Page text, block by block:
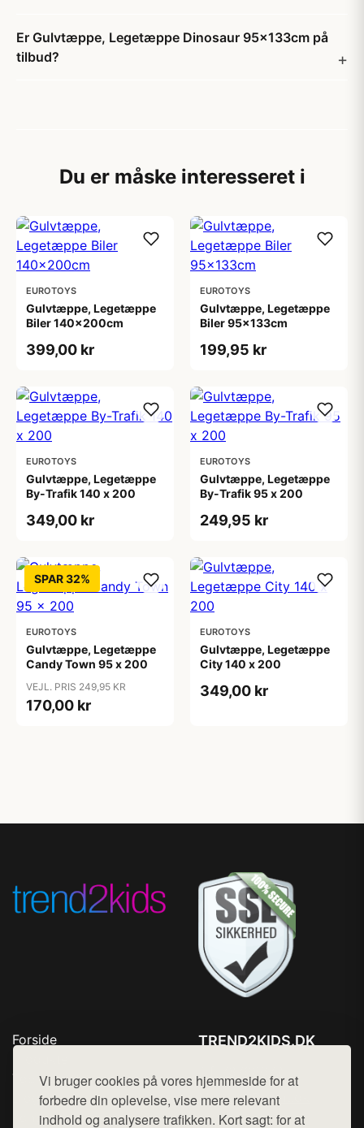
Vi bruger cookies på vores hjemmeside for at
forbedre din oplevelse, vise mere relevant
indhold og analysere trafikken. Kort sagt: for at
Er Gulvtæppe, Legetæppe Dinosaur 95x133cm på
tilbud?
Du er måske interesseret i
EUROTOYS
Gulvtæppe, Legetæppe
Biler 140x200cm
399,00 kr
EUROTOYS
Gulvtæppe, Legetæppe
Biler 95x133cm
199,95 kr
EUROTOYS
Gulvtæppe, Legetæppe
By-Trafik 140 x 200
349,00 kr
EUROTOYS
Gulvtæppe, Legetæppe
By-Trafik 95 x 200
249,95 kr
SPAR 32%
EUROTOYS
Gulvtæppe, Legetæppe
Candy Town 95 x 200
VEJL. PRIS 249,95 KR
170,00 kr
EUROTOYS
Gulvtæppe, Legetæppe
City 140 x 200
349,00 kr
Forside
Top Rabatter
Blog
Kontakt
TREND2KIDS.DK
Mail: hej@want.dk